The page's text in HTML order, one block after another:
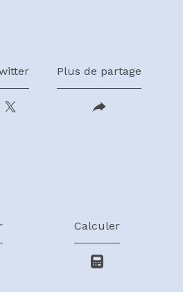
Plus de partage
Calculer